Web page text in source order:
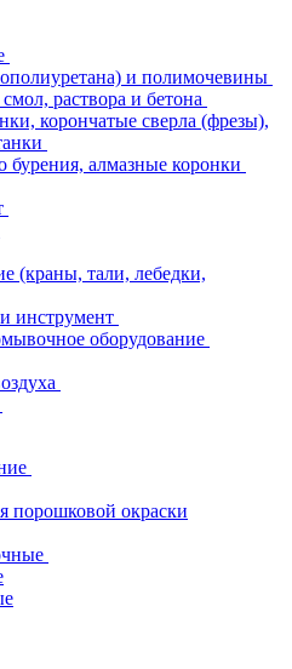
и полимочевины
раствора и бетона
корончатые сверла (фрезы),
бурения, алмазные коронки
(краны, тали, лебедки,
инструмент
оборудование
порошковой окраски